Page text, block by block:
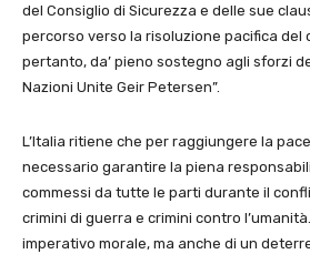
del Consiglio di Sicurezza e delle sue
percorso verso la risoluzione pacifica del
pertanto, da’ pieno sostegno agli sforzi
Nazioni Unite Geir Petersen”.
L’Italia ritiene che per raggiungere la
necessario garantire la piena
commessi da tutte le parti durante il
crimini di guerra e crimini contro
imperativo morale, ma anche di un